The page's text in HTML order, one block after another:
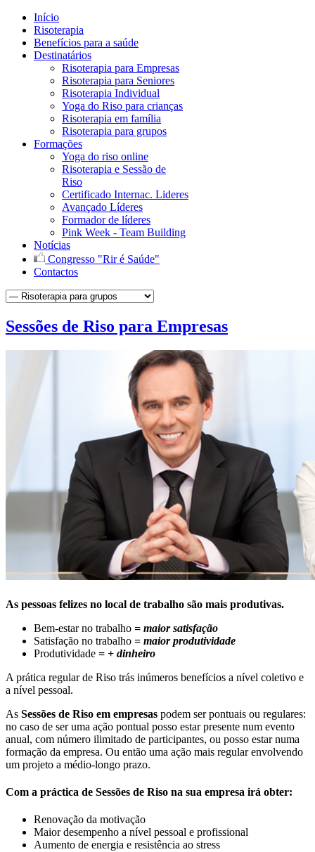
Início
Risoterapia
Benefícios para a saúde
Destinatários
Risoterapia para Empresas
Risoterapia para Seniores
Risoterapia Individual
Yoga do Riso para crianças
Risoterapia em família
Risoterapia para grupos
Formações
Yoga do riso online
Risoterapia e Sessão de
Riso
Certificado Internac. Lideres
Avançado Líderes
Formador de líderes
Pink Week - Team Building
Notícias
Congresso "Rir é Saúde"
Contactos
Sessões de Riso para Empresas
As pessoas felizes no local de trabalho são mais produtivas.
Bem-estar no trabalho = maior satisfação
Satisfação no trabalho = maior produtividade
Produtividade = + dinheiro
A prática regular de Riso trás inúmeros benefícios a nível coletivo e
a nível pessoal.
As Sessões de Riso em empresas podem ser pontuais ou regulares:
no caso de ser uma ação pontual posso estar presente num evento
anual, com número ilimitado de participantes, ou posso estar numa
formação da empresa. Ou então uma ação mais regular envolvendo
um projeto a médio-longo prazo.
Com a práctica de Sessões de Riso na sua empresa irá obter:
Renovação da motivação
Maior desempenho a nível pessoal e profissional
Aumento de energia e resistência ao stress